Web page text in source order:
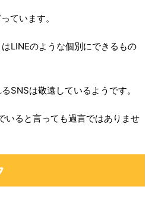
ています。
LINEのような個別にできるもの
SNSは敬遠しているようです。
いると言っても過言ではありませ